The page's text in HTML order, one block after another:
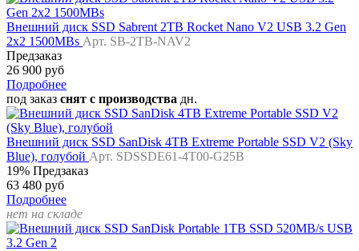
Внешний диск SSD Sabrent 2TB Rocket Nano V2 USB 3.2 Gen
2x2 1500MBs Арт. SB-2TB-NAV2
Предзаказ
26 900 руб
Подробнее
под заказ снят с производства дн.
Внешний диск SSD SanDisk 4TB Extreme Portable SSD V2 (Sky
Blue), голубой Арт. SDSSDE61-4T00-G25B
19% Предзаказ
63 480 руб
Подробнее
нет на складе